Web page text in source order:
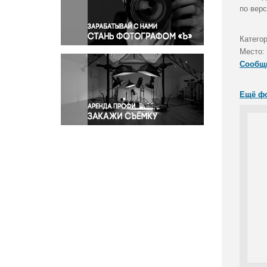
Правосудие
Происшествия и конфликты
Религия
Светская жизнь
Спорт
Экология
Экономика и бизнес
по
Место:
Ещё